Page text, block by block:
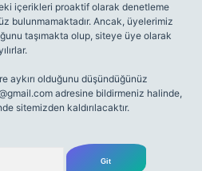
içerikleri proaktif olarak denetleme
bulunmamaktadır. Ancak, üyelerimiz
taşımakta olup, siteye üye olarak
aykırı olduğunu düşündüğünüz
adresine bildirmeniz halinde,
sitemizden kaldırılacaktır.